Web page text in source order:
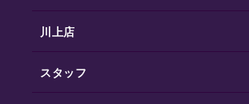
川上店
スタッフ